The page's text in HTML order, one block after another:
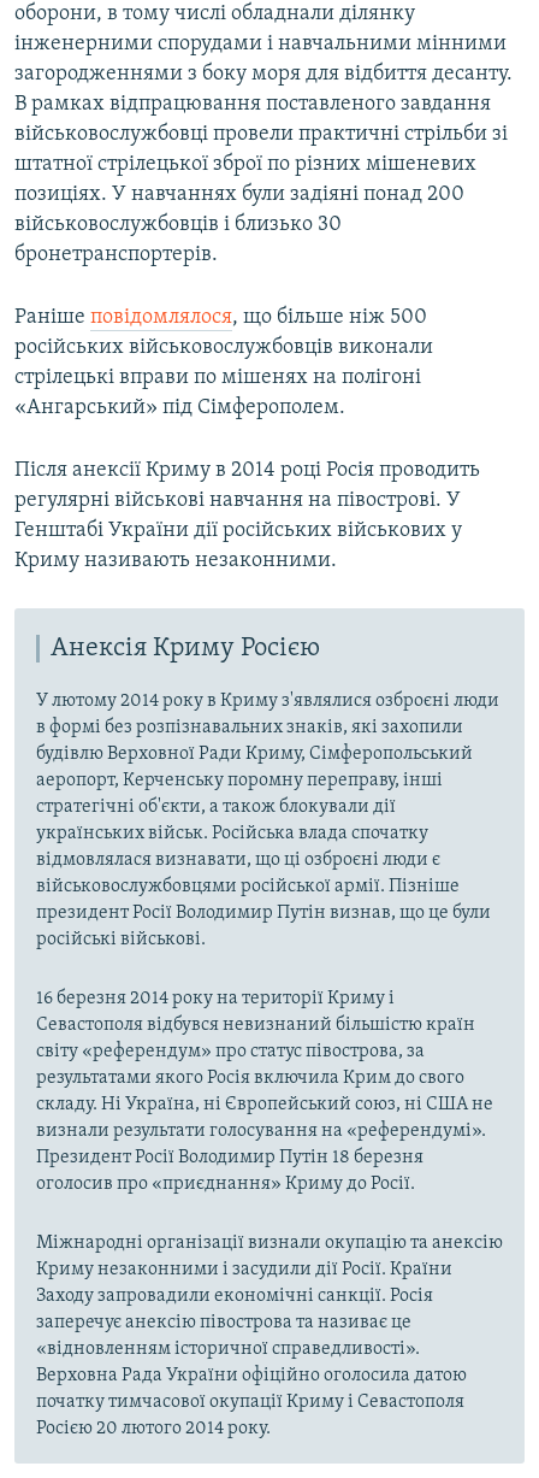
оборони, в тому числі обладнали ділянку
інженерними спорудами і навчальними мінними
загородженнями з боку моря для відбиття десанту.
В рамках відпрацювання поставленого завдання
військовослужбовці провели практичні стрільби зі
штатної стрілецької зброї по різних мішеневих
позиціях. У навчаннях були задіяні понад 200
військовослужбовців і близько 30
бронетранспортерів.
Раніше повідомлялося, що більше ніж 500
російських військовослужбовців виконали
стрілецькі вправи по мішенях на полігоні
«Ангарський» під Сімферополем.
Після анексії Криму в 2014 році Росія проводить
регулярні військові навчання на півострові. У
Генштабі України дії російських військових у
Криму називають незаконними.
Анексія Криму Росією
У лютому 2014 року в Криму з'являлися озброєні люди
в формі без розпізнавальних знаків, які захопили
будівлю Верховної Ради Криму, Сімферопольський
аеропорт, Керченську поромну переправу, інші
стратегічні об'єкти, а також блокували дії
українських військ. Російська влада спочатку
відмовлялася визнавати, що ці озброєні люди є
військовослужбовцями російської армії. Пізніше
президент Росії Володимир Путін визнав, що це були
російські військові.
16 березня 2014 року на території Криму і
Севастополя відбувся невизнаний більшістю країн
світу «референдум» про статус півострова, за
результатами якого Росія включила Крим до свого
складу. Ні Україна, ні Європейський союз, ні США не
визнали результати голосування на «референдумі».
Президент Росії Володимир Путін 18 березня
оголосив про «приєднання» Криму до Росії.
Міжнародні організації визнали окупацію та анексію
Криму незаконними і засудили дії Росії. Країни
Заходу запровадили економічні санкції. Росія
заперечує анексію півострова та називає це
«відновленням історичної справедливості».
Верховна Рада України офіційно оголосила датою
початку тимчасової окупації Криму і Севастополя
Росією 20 лютого 2014 року.